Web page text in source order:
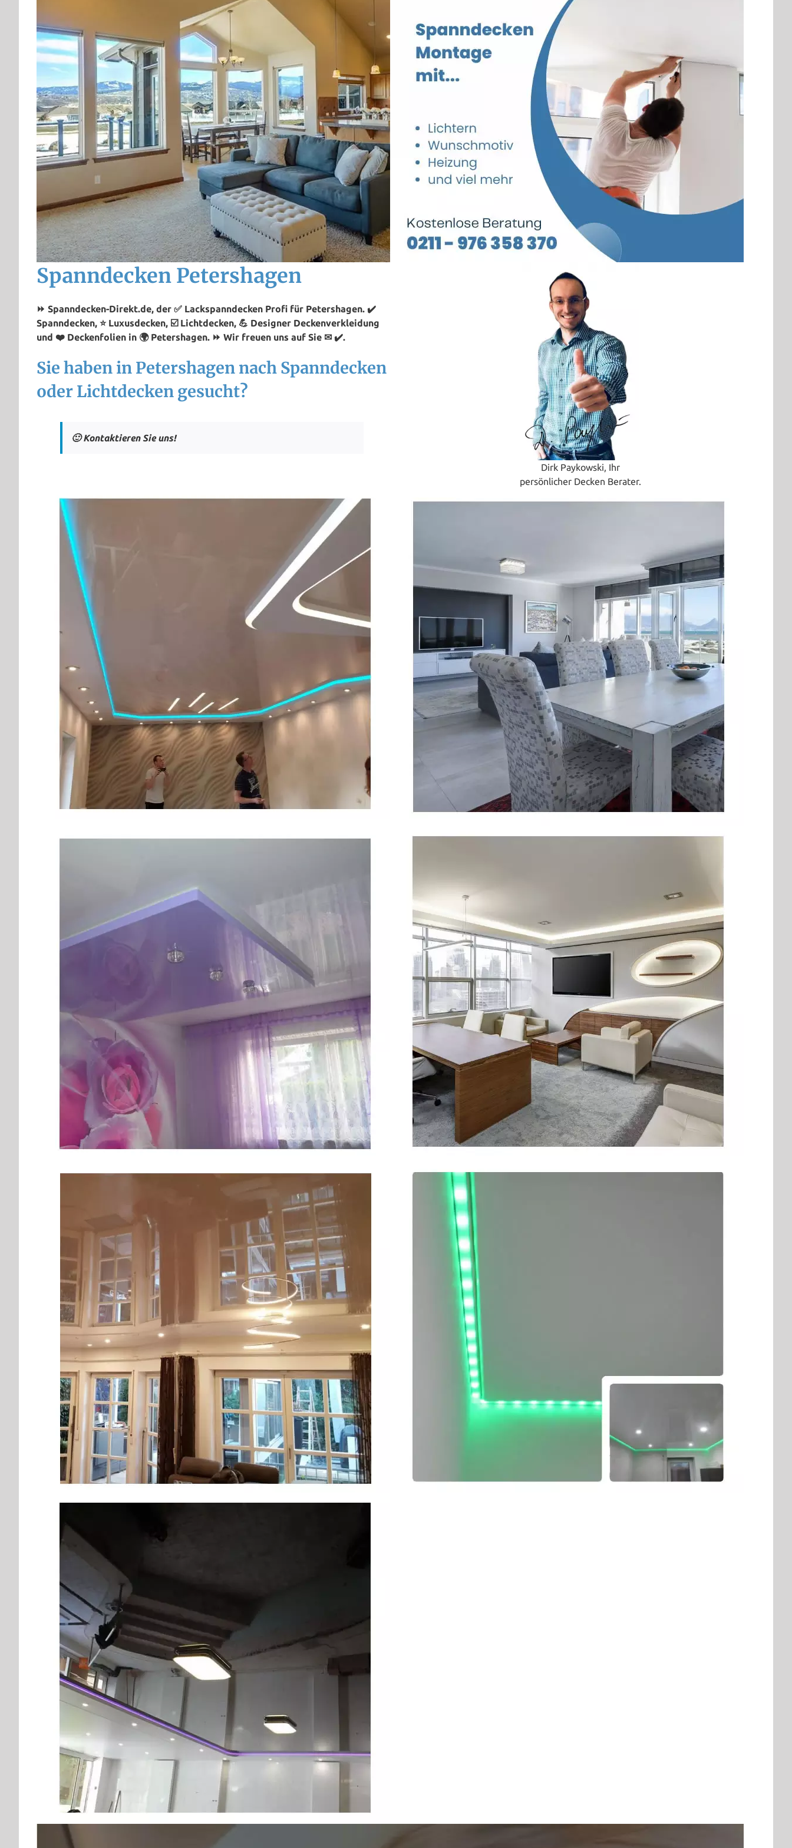
Spanndecken Petershagen
⏩ Spanndecken-Direkt.de, der ✅ Lackspanndecken Profi für Petershagen. ✔️
Spanndecken, ⭐ Luxusdecken, ☑️ Lichtdecken, 💪 Designer Deckenverkleidung
und ❤️ Deckenfolien in 🌍 Petershagen. ⏩ Wir freuen uns auf Sie ✉ ✔️.
Sie haben in Petershagen nach Spanndecken
oder Lichtdecken gesucht?
🙂 Kontaktieren Sie uns!
Dirk Paykowski, Ihr
persönlicher Decken Berater.